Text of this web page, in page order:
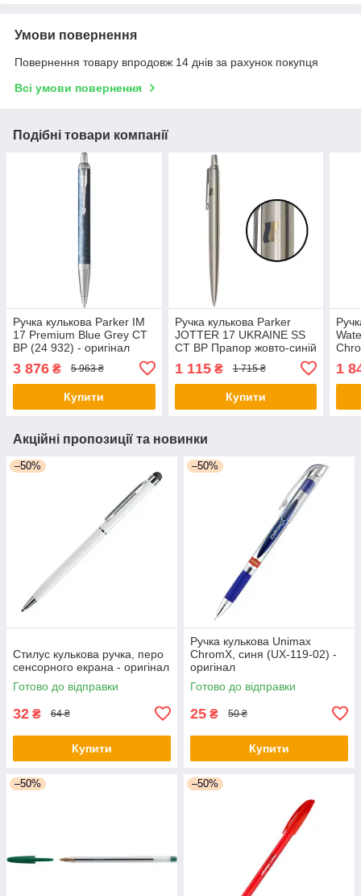
Умови повернення
Повернення товару впродовж 14 днів за рахунок покупця
Всі умови повернення
Подібні товари компанії
Ручка кулькова Parker IM
17 Premium Blue Grey CT
BP (24 932) - оригінал
3 876 ₴ 5 963 ₴
Купити
Ручка кулькова Parker
JOTTER 17 UKRAINE SS
CT BP Прапор жовто-синій
(16132_T008c2) - оригінал
1 115₴ 1 715 ₴
Купити
1
Акційні пропозиції та новинки
–50%
Стилус кулькова ручка, перо
сенсорного екрана - оригінал
Готово до відправки
32 ₴ 64 ₴
Купити
–50%
Ручка кулькова Unimax
ChromX, синя (UX-119-02) -
оригінал
Готово до відправки
25 ₴ 50 ₴
Купити
–50% –50%